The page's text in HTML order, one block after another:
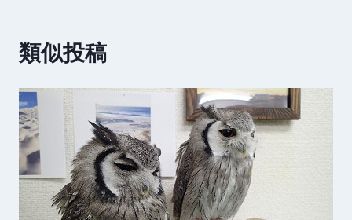
ー
シ
ョ
ン
類似投稿